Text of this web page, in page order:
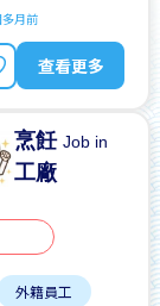
月前
查看更多
烹飪Job in
工廠
外籍員工